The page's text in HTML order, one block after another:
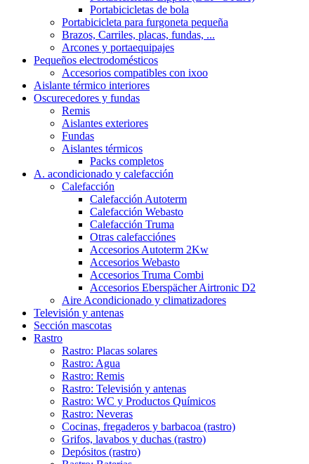
Portabicicletas de bola
Portabicicleta para furgoneta pequeña
Brazos, Carriles, placas, fundas, ...
Arcones y portaequipajes
Pequeños electrodomésticos
Accesorios compatibles con ixoo
Aislante térmico interiores
Oscurecedores y fundas
Remis
Aislantes exteriores
Fundas
Aislantes térmicos
Packs completos
A. acondicionado y calefacción
Calefacción
Calefacción Autoterm
Calefacción Webasto
Calefacción Truma
Otras calefacciónes
Accesorios Autoterm 2Kw
Accesorios Webasto
Accesorios Truma Combi
Accesorios Eberspächer Airtronic D2
Aire Acondicionado y climatizadores
Televisión y antenas
Sección mascotas
Rastro
Rastro: Placas solares
Rastro: Agua
Rastro: Remis
Rastro: Televisión y antenas
Rastro: WC y Productos Químicos
Rastro: Neveras
Cocinas, fregaderos y barbacoa (rastro)
Grifos, lavabos y duchas (rastro)
Depósitos (rastro)